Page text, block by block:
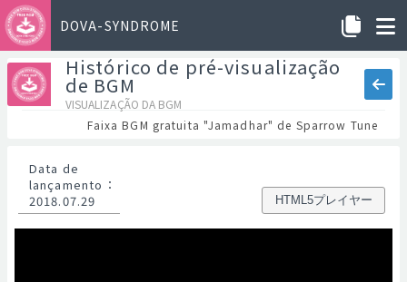
DOVA-SYNDROME
Histórico de pré-visualização
de BGM
VISUALIZAÇÃO DA BGM
Faixa BGM gratuita "Jamadhar" de Sparrow Tune
Data de
lançamento ：
2018.07.29
HTML5プレイヤー